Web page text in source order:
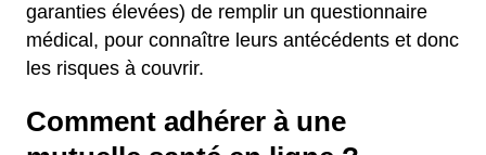
garanties élevées) de remplir un questionnaire
médical, pour connaître leurs antécédents et donc
les risques à couvrir.
Comment adhérer à une